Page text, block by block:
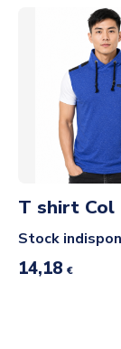
T shirt Col
Stock
14,18 €